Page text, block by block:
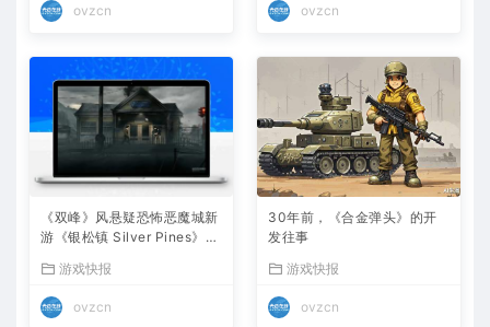
ovzcn ovzcn
《双峰》风悬疑恐怖恶魔城新
游《银松镇 Silver Pines》确
现已上线
游戏快报
ovzcn
30年前，《合金弹头》的开
发往事
游戏快报
ovzcn